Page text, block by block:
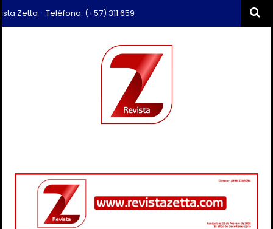
- Teléfono: (+57) 311 659 6374 - Correo: revista.zetta@gmail.com